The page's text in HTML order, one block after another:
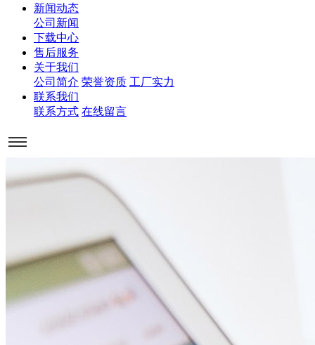
新闻动态
公司新闻
下载中心
售后服务
关于我们
公司简介 荣誉资质 工厂实力
联系我们
联系方式 在线留言